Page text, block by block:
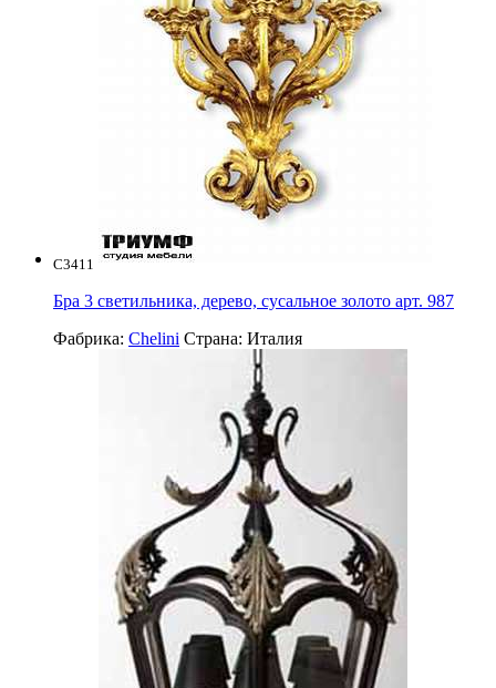
C3411
Бра 3 светильника, дерево, сусальное золото арт. 987
Фабрика: Chelini Страна: Италия